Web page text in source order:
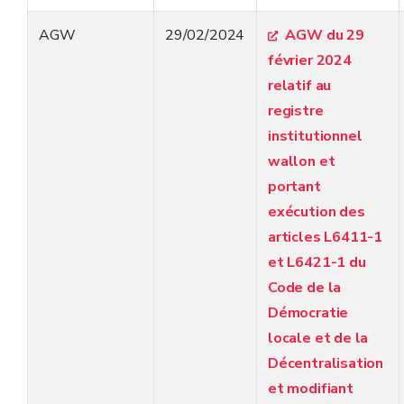
29 février 2024 - Arrêté du Gouvernement
wallon relatif au registre institutionnel wallon
et portant exécution des articles L6411-1 et
L6421-1 du Code de la Démocratie locale et de
la Décentralisation et modifiant l'arrêté du
Gouvernement wallon du 9 décembre 2010
portant exécution du décret du 30 avril 2009
relatif aux missions de contrôle des réviseurs
au sein des organismes d'intérêt public, des
intercommunales et des sociétés de logement
de service public et au renforcement de la
transparence dans l'attribution des marchés
publics de réviseurs par un pouvoir adjudicateur
wallon et modifiant certaines dispositions du
décret du 12 février 2004 relatif aux
AGW 29/02/2024
AGW du 29
février 2024
relatif au
registre
institutionnel
wallon et
portant
exécution des
articles L6411-1
et L6421-1 du
Code de la
Démocratie
locale et de la
Décentralisation
et modifiant